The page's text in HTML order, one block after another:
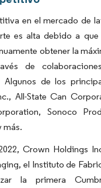
en el mercado de
es alta debido a que
obtener la
de
Algunos de los
All-State Can
Sonoco
más.
Crown Holdings
el Instituto de
la primera